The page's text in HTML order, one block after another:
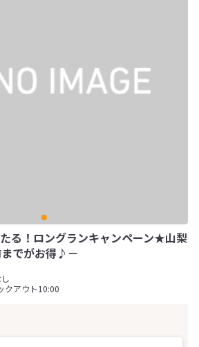
る！ロングランキャンペーン★山梨
までがお得♪－
アウト10:00